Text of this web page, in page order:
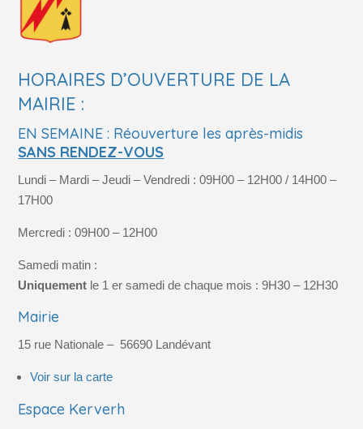
HORAIRES D’OUVERTURE DE LA
MAIRIE :
EN SEMAINE : Réouverture les après-midis
SANS RENDEZ-VOUS
Lundi – Mardi – Jeudi – Vendredi : 09H00 – 12H00 / 14H00 –
17H00
Mercredi : 09H00 – 12H00
Samedi matin :
Uniquement le 1 er samedi de chaque mois : 9H30 – 12H30
Mairie
15 rue Nationale – 56690 Landévant
Voir sur la carte
Espace Kerverh